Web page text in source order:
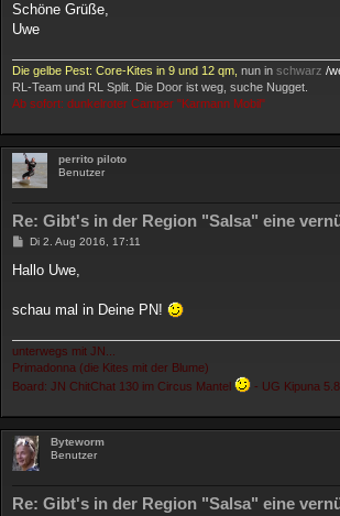
Schöne Grüße,
Uwe
Die gelbe Pest: Core-Kites in 9 und 12 qm, nun in schwarz /
RL-Team und RL Split. Die Door ist weg, suche Nugget.
Ab sofort: dunkelroter Camper "Karmann Mobil"
perrito piloto
Benutzer
Re: Gibt's in der Region "Salsa" eine
B
i
a
Di 2. Aug 2016, 17:11
Hallo Uwe,
schau mal in Deine PN!
unterwegs mit JN...
Primadonna (die Kites mit der Blume)
Board: JN ChitChat 130 im Circus Mantel
- UG Kipuna
Byteworm
Benutzer
Re: Gibt's in der Region "Salsa" eine